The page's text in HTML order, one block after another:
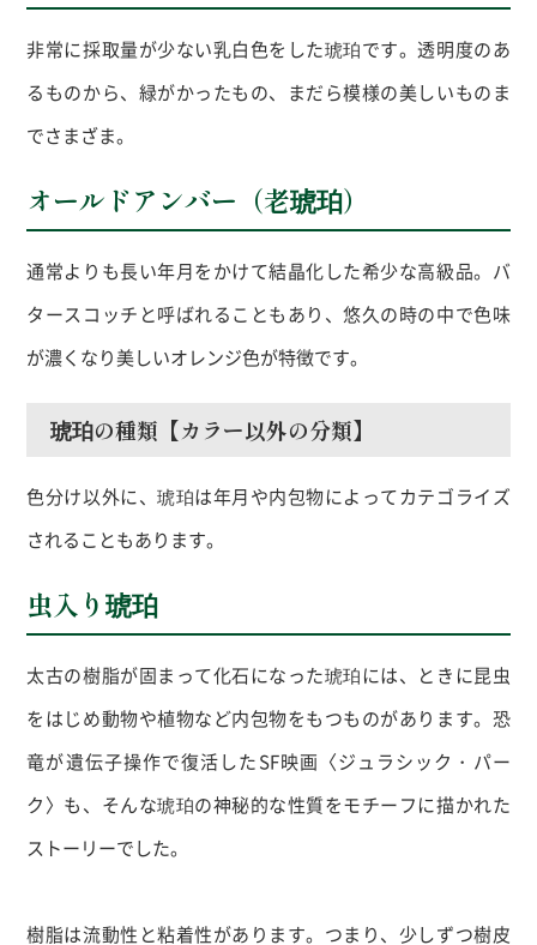
非常に採取量が少ない乳白色をした琥珀です。透明度のあ
るものから、緑がかったもの、まだら模様の美しいものま
でさまざま。
オールドアンバー（老琥珀）
通常よりも長い年月をかけて結晶化した希少な高級品。バ
タースコッチと呼ばれることもあり、悠久の時の中で色味
が濃くなり美しいオレンジ色が特徴です。
琥珀の種類【カラー以外の分類】
色分け以外に、琥珀は年月や内包物によってカテゴライズ
されることもあります。
虫入り琥珀
太古の樹脂が固まって化石になった琥珀には、ときに昆虫
をはじめ動物や植物など内包物をもつものがあります。恐
竜が遺伝子操作で復活したSF映画〈ジュラシック・パー
ク〉も、そんな琥珀の神秘的な性質をモチーフに描かれた
ストーリーでした。
樹脂は流動性と粘着性があります。つまり、少しずつ樹皮